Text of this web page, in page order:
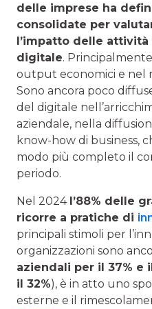
delle imprese ha
consolidate per
l’impatto delle
digitale.
output economici e nel
Sono ancora poco
del digitale
aziendale, nella
know-how di business,
modo più completo il
periodo.
Nel 2024 l’88% delle
ricorre a pratiche di
principali stimoli per
organizzazioni sono
aziendali per il 37% e
il 32%), è in atto uno
esterne e il